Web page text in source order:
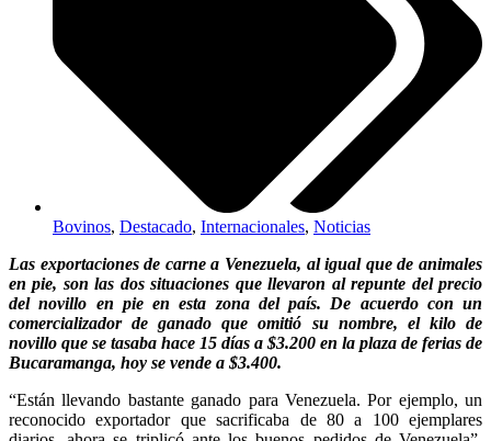
Bovinos, Destacado, Internacionales, Noticias
Las exportaciones de carne a Venezuela, al igual que de animales
en pie, son las dos situaciones que llevaron al repunte del precio
del novillo en pie en esta zona del país. De acuerdo con un
comercializador de ganado que omitió su nombre, el kilo de
novillo que se tasaba hace 15 días a $3.200 en la plaza de ferias de
Bucaramanga, hoy se vende a $3.400.
“Están llevando bastante ganado para Venezuela. Por ejemplo, un
reconocido exportador que sacrificaba de 80 a 100 ejemplares